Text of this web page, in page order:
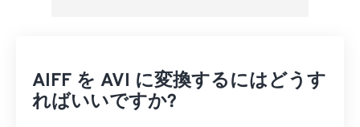
AIFF を AVI に変換するにはどうす
ればいいですか?